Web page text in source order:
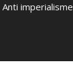
Anti imperialisme